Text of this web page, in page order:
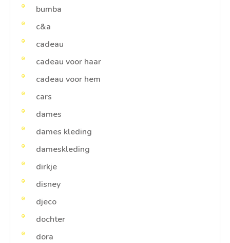
bumba
c&a
cadeau
cadeau voor haar
cadeau voor hem
cars
dames
dames kleding
dameskleding
dirkje
disney
djeco
dochter
dora